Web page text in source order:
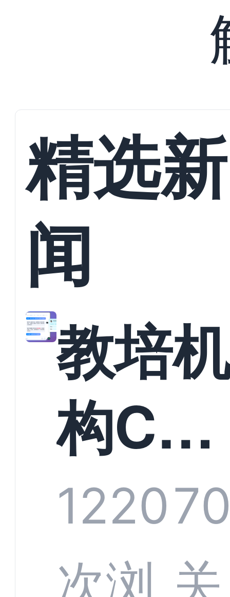
精选新
闻
教培机
构
系统头
部供应
1220
次浏 关